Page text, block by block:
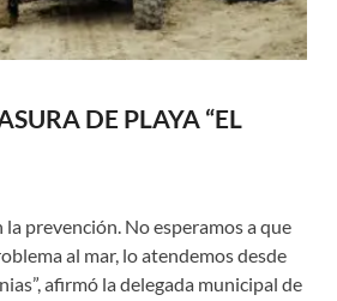
DE PLAYA “EL
la prevención. No esperamos a que
al mar, lo atendemos desde
afirmó la delegada municipal de